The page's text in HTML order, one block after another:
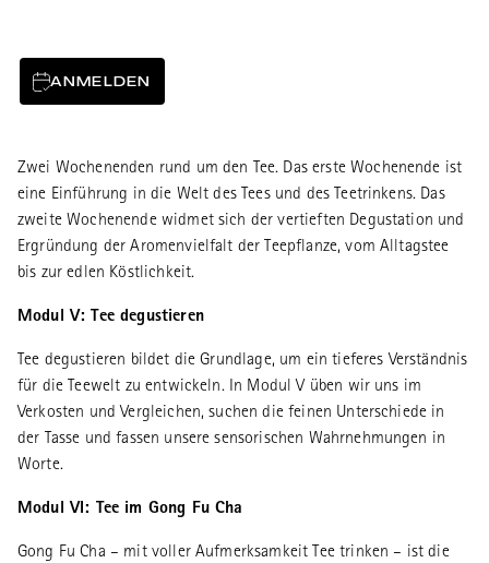
ANMELDEN
Zwei Wochenenden rund um den Tee. Das erste Wochenende ist
eine Einführung in die Welt des Tees und des Teetrinkens. Das
zweite Wochenende widmet sich der vertieften Degustation und
Ergründung der Aromenvielfalt der Teepflanze, vom Alltagstee
bis zur edlen Köstlichkeit.
Modul V: Tee degustieren
Tee degustieren bildet die Grundlage, um ein tieferes Verständnis
für die Teewelt zu entwickeln. In Modul V üben wir uns im
Verkosten und Vergleichen, suchen die feinen Unterschiede in
der Tasse und fassen unsere sensorischen Wahrnehmungen in
Worte.
Modul VI: Tee im Gong Fu Cha
Gong Fu Cha – mit voller Aufmerksamkeit Tee trinken – ist die